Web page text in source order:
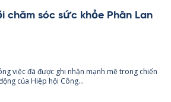
chăm sóc sức khỏe Phần Lan
việc đã được ghi nhận mạnh mẽ trong chiến
của Hiệp hội Công...